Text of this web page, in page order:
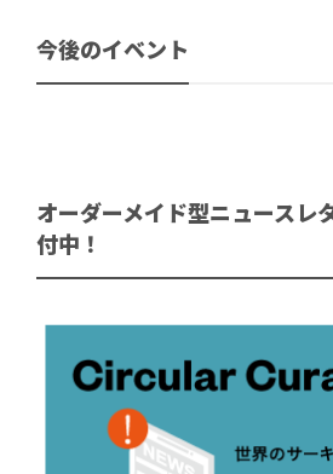
今後のイベント
オーダーメイド型ニュースレ
付中！